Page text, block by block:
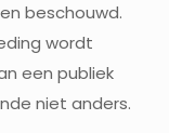
beschouwd.
wordt
een publiek
niet anders.